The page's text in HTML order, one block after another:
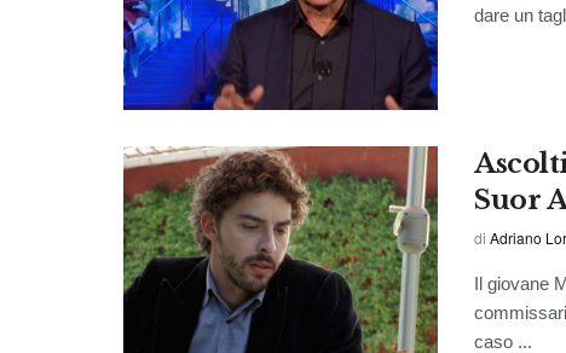
dare un
Suor
di Adriano
Il giovane
caso ...